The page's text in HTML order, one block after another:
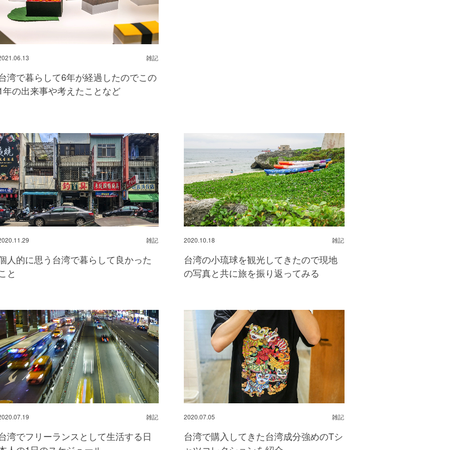
雑記
湾で暮らして6年が経過したのでこの
年の出来事や考えたことなど
雑記
人的に思う台湾で暮らして良かった
と
2020.10.18 雑記
台湾の小琉球を観光してきたので現地
の写真と共に旅を振り返ってみる
雑記
湾でフリーランスとして生活する日
2020.07.05 雑記
台湾で購入してきた台湾成分強めのTシ